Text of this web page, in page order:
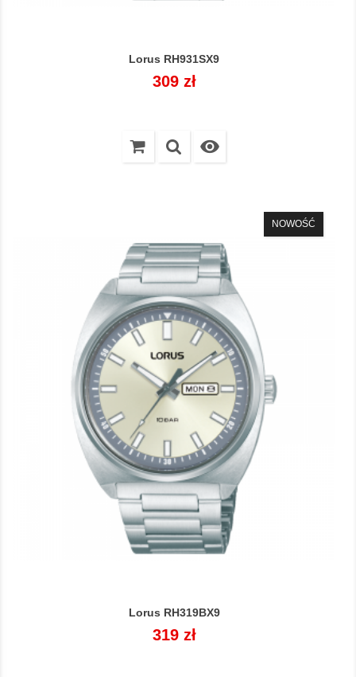
Lorus RH931SX9
Cena
309 zł

NOWOŚĆ
Lorus RH319BX9
Cena
319 zł